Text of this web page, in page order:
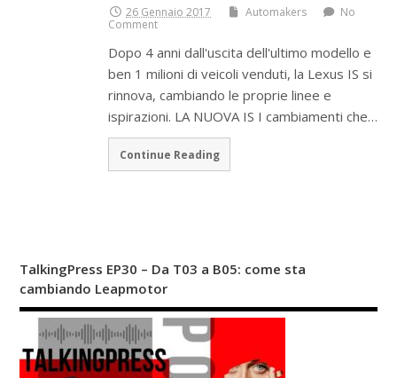
26 Gennaio 2017 Automakers
No
Comment
Dopo 4 anni dall'uscita dell'ultimo modello e
ben 1 milioni di veicoli venduti, la Lexus IS si
rinnova, cambiando le proprie linee e
ispirazioni. LA NUOVA IS I cambiamenti che…
Continue Reading
TalkingPress EP30 – Da T03 a B05: come sta
cambiando Leapmotor